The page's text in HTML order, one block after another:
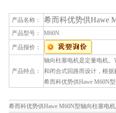
产品名称： 希而科优势供Hawe
产品型号： M60N
产品报价：
产品特点：
轴向柱塞电机是定量电机
和闭合式回路而设计，根
希而科优势供Hawe M60N
希而科优势供Hawe M60N型轴向柱塞电